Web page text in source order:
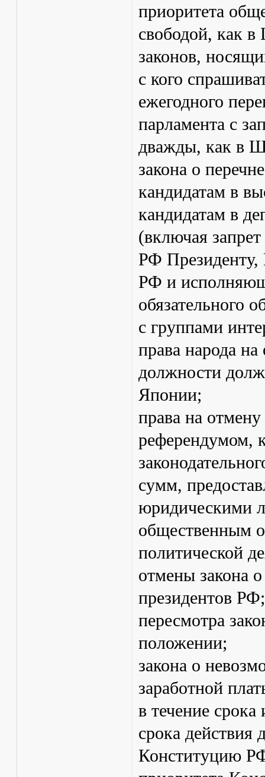
приоритета
свободой, как
законов,
с кого
ежегодного
парламента с
дважды, как в
закона о
кандидатам в
кандидатам в
(включая
РФ Президенту,
РФ и
обязательного
с группами
права народа на
должности
Японии;
права на
референдумом,
сумм,
юридическими
общественным
политической
отмены закона
президентов РФ;
пересмотра
положении;
закона о
заработной
в течение срока
срока действия
Конституцию